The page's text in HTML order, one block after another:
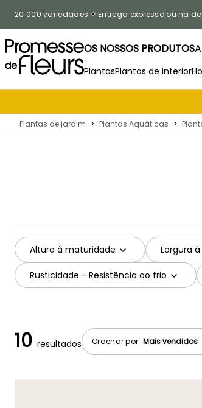
20 000 variedades Entrega expresso ou na
OS NOSSOS PRODUTOS
PlantasPlantas de interior
Plantas de jardim > Plantas Aquáticas >
Altura à maturidade Largura
Rusticidade - Resistência ao frio
Ordenar por:
10 resultados